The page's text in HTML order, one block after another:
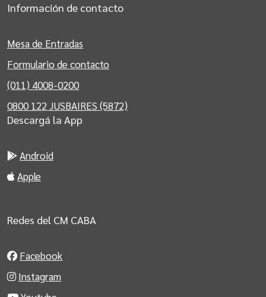
Información de contacto
Mesa de Entradas
Formulario de contacto
(011) 4008-0200
0800 122 JUSBAIRES (5872)
Descargá la App
Android
Apple
Redes del CM CABA
Facebook
Instagram